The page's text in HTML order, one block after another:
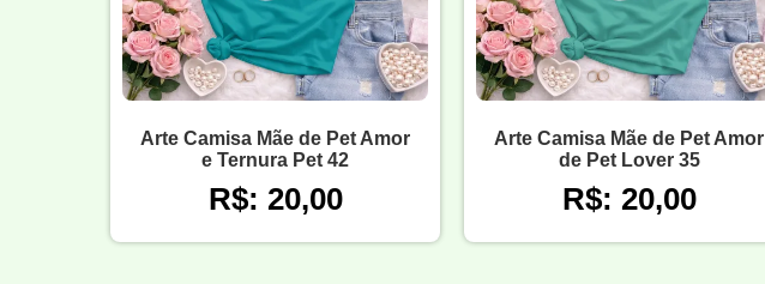
Arte Camisa Mãe de Pet Amor
e Ternura Pet 42
R$: 20,00
Arte Camisa Mãe de Pet Amor
de Pet Lover 35
R$: 20,00